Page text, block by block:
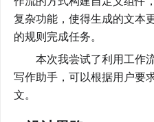
复杂功能，使得生成的文本
的规则完成任务。
        本次我尝试了利用工作流组件，创作一个雅思大作文
写作助手，可以根据用户要
文。